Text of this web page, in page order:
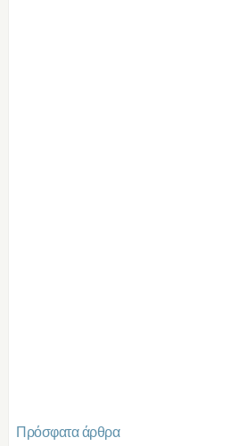
Πρόσφατα άρθρα